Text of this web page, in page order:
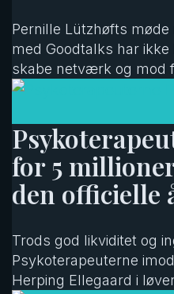
Pernille Lützhøfts
med Goodtalks har
skabe netværk og mod
for 5
den officielle
Trods god likviditet og
Psykoterapeuterne
Herping Ellegaard i